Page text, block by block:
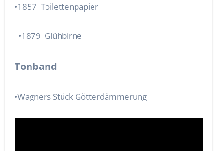
•1857 Toilettenpapier
•1879 Glühbirne
Tonband
•Wagners Stück Götterdämmerung